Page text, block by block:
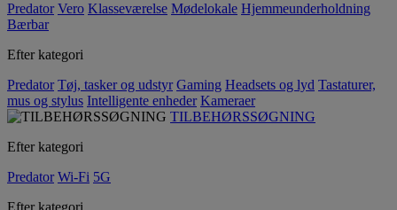
Predator Vero Klasseværelse Mødelokale Hjemmeunderholdning
Bærbar
Efter kategori
Predator Tøj, tasker og udstyr Gaming Headsets og lyd Tastaturer,
mus og stylus Intelligente enheder Kameraer
TILBEHØRSSØGNING
Efter kategori
Predator Wi-Fi 5G
Efter kategori